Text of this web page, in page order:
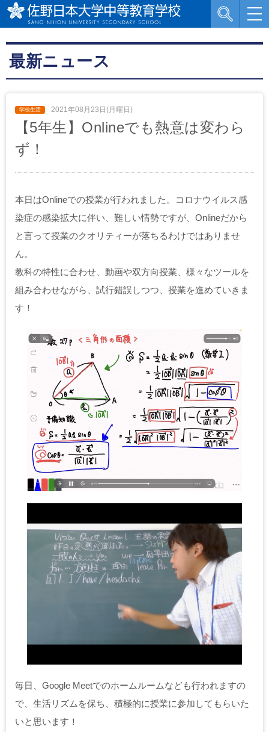
最新ニュース
2021年08月23日(月曜日)
【5年生】Onlineでも熱意は変わら
ず！
本日はOnlineでの授業が行われました。コロナウイルス感
染症の感染拡大に伴い、難しい情勢ですが、Onlineだから
と言って授業のクオリティーが落ちるわけではありませ
ん。
教科の特性に合わせ、動画や双方向授業、様々なツールを
組み合わせながら、試行錯誤しつつ、授業を進めていきま
す！
毎日、Google Meetでのホームルームなども行われますの
で、生活リズムを保ち、積極的に授業に参加してもらいた
いと思います！